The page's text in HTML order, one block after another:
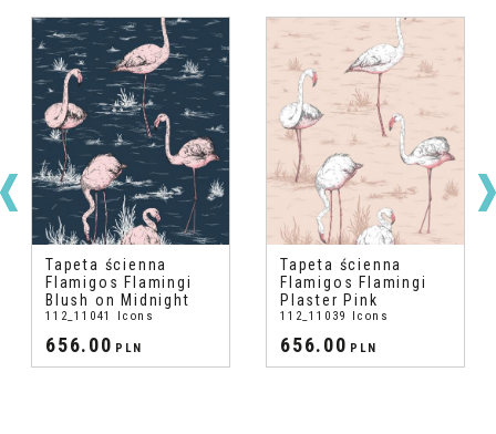
Tapeta ścienna
Flamigos Flamingi
Blush on Midnight
112_11041 Icons
656.00 PLN
Tapeta ścienna
Flamigos Flamingi
Plaster Pink
112_11039 Icons
656.00 PLN